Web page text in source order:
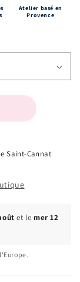
Atelier basé en
Provence
Saint-Cannat
et lemer 12